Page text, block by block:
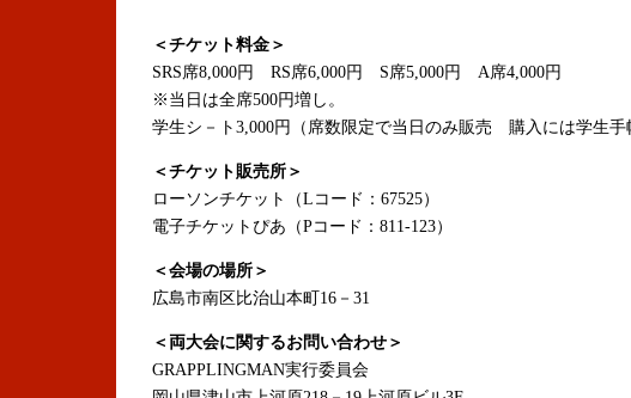
＜チケット料金＞
SRS席8,000円 RS席6,000円 S席5,000円 A席4,000円
※当日は全席500円増し。
学生シ－ト3,000円（席数限定で当日のみ販売 購入には学生手
＜チケット販売所＞
ローソンチケット（Lコード：67525）
電子チケットぴあ（Pコード：811-123）
＜会場の場所＞
広島市南区比治山本町16－31
＜両大会に関するお問い合わせ＞
GRAPPLINGMAN実行委員会